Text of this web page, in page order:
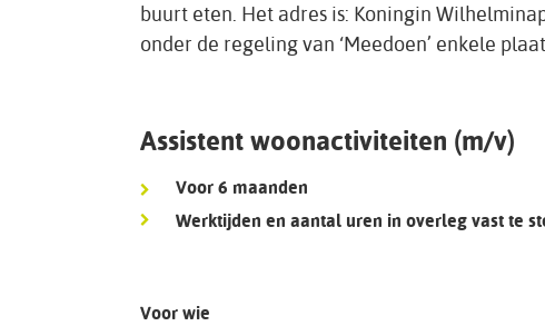
buurt eten. Het adres is: Koningin
onder de regeling van ‘Meedoen’ enkele
Assistent woonactiviteiten (m/v)
Voor 6 maanden
Werktijden en aantal uren in overleg vast te
Voor wie